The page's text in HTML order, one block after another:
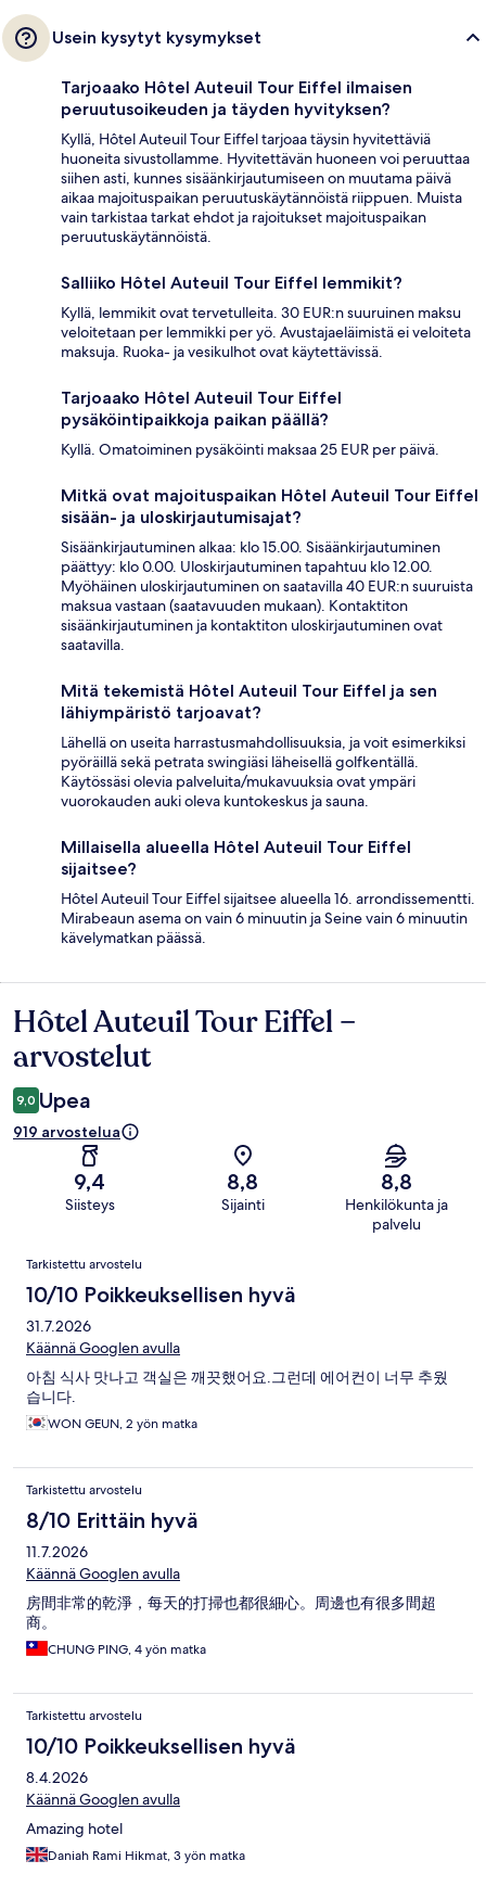
Usein kysytyt kysymykset
Tarjoaako Hôtel Auteuil Tour Eiffel ilmaisen
peruutusoikeuden ja täyden hyvityksen?
Kyllä, Hôtel Auteuil Tour Eiffel tarjoaa täysin hyvitettäviä
huoneita sivustollamme. Hyvitettävän huoneen voi peruuttaa
siihen asti, kunnes sisäänkirjautumiseen on muutama päivä
aikaa majoituspaikan peruutuskäytännöistä riippuen. Muista
vain tarkistaa tarkat ehdot ja rajoitukset majoituspaikan
peruutuskäytännöistä.
Salliiko Hôtel Auteuil Tour Eiffel lemmikit?
Kyllä, lemmikit ovat tervetulleita. 30 EUR:n suuruinen maksu
veloitetaan per lemmikki per yö. Avustajaeläimistä ei veloiteta
maksuja. Ruoka- ja vesikulhot ovat käytettävissä.
Tarjoaako Hôtel Auteuil Tour Eiffel
pysäköintipaikkoja paikan päällä?
Kyllä. Omatoiminen pysäköinti maksaa 25 EUR per päivä.
Mitkä ovat majoituspaikan Hôtel Auteuil Tour Eiffel
sisään- ja uloskirjautumisajat?
Sisäänkirjautuminen alkaa: klo 15.00. Sisäänkirjautuminen
päättyy: klo 0.00. Uloskirjautuminen tapahtuu klo 12.00.
Myöhäinen uloskirjautuminen on saatavilla 40 EUR:n suuruista
maksua vastaan (saatavuuden mukaan). Kontaktiton
sisäänkirjautuminen ja kontaktiton uloskirjautuminen ovat
saatavilla.
Mitä tekemistä Hôtel Auteuil Tour Eiffel ja sen
lähiympäristö tarjoavat?
Lähellä on useita harrastusmahdollisuuksia, ja voit esimerkiksi
pyöräillä sekä petrata swingiäsi läheisellä golfkentällä.
Käytössäsi olevia palveluita/mukavuuksia ovat ympäri
vuorokauden auki oleva kuntokeskus ja sauna.
Millaisella alueella Hôtel Auteuil Tour Eiffel
sijaitsee?
Hôtel Auteuil Tour Eiffel sijaitsee alueella 16. arrondissementti.
Mirabeaun asema on vain 6 minuutin ja Seine vain 6 minuutin
kävelymatkan päässä.
Arvostelut
Hôtel Auteuil Tour Eiffel –
arvostelut
9,0 Upea
919 arvostelua
9,4
Siisteys
8,8
Sijainti
8,8
Henkilökunta ja
palvelu
Arvostelut
Tarkistettu arvostelu
10/10 Poikkeuksellisen hyvä
31.7.2026
Käännä Googlen avulla
아침 식사 맛나고 객실은 깨끗했어요.그런데 에어컨이 너무 추웠
습니다.
WON GEUN, 2 yön matka
Tarkistettu arvostelu
8/10 Erittäin hyvä
11.7.2026
Käännä Googlen avulla
房間非常的乾淨，每天的打掃也都很細心。周邊也有很多間超
商。
CHUNG PING, 4 yön matka
Tarkistettu arvostelu
10/10 Poikkeuksellisen hyvä
8.4.2026
Käännä Googlen avulla
Amazing hotel
Daniah Rami Hikmat, 3 yön matka